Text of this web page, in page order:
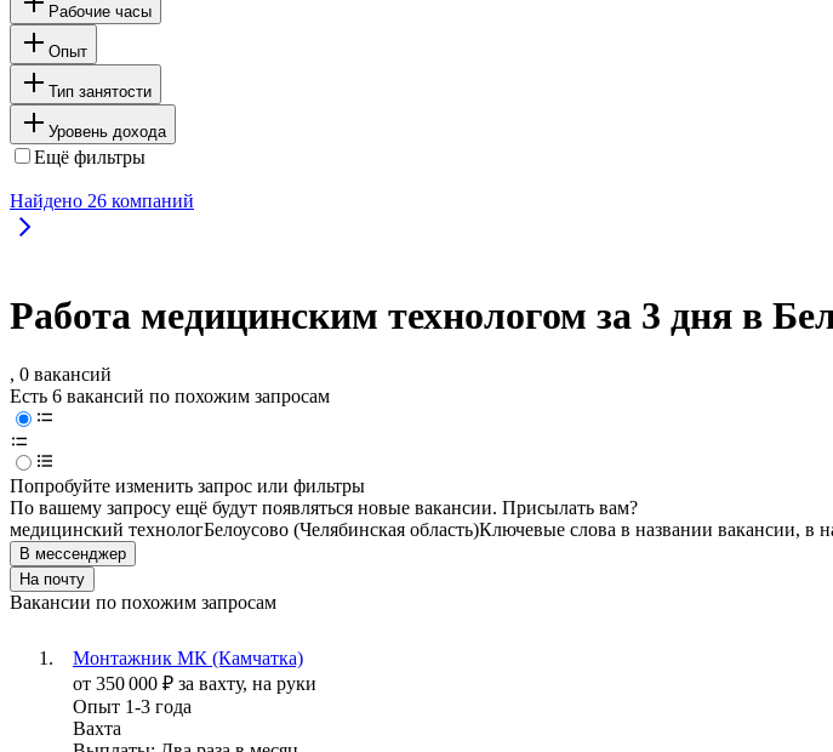
Рабочие часы
Опыт
Тип занятости
Уровень дохода
Ещё фильтры
Найдено 26 компаний
Работа медицинским технологом за 3 дня в
, 0 вакансий
Есть 6 вакансий по похожим запросам
Попробуйте изменить запрос или фильтры
По вашему запросу ещё будут появляться новые вакансии. Присылать вам?
медицинский технологБелоусово (Челябинская область)Ключевые слова в названии вакансии, в
В мессенджер
На почту
Вакансии по похожим запросам
Монтажник МК (Камчатка)
от 350 000 ₽ за вахту, на руки
Опыт 1-3 года
Вахта